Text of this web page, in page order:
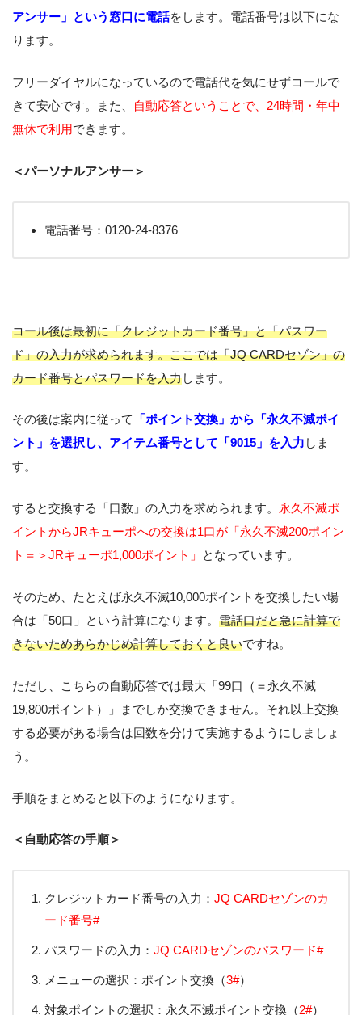
アンサー」という窓口に電話をします。電話番号は以下にな
ります。
フリーダイヤルになっているので電話代を気にせずコールで
きて安心です。また、
自動応答ということで、24時間・年中
無休で利用できます。
＜パーソナルアンサー＞
電話番号：0120-24-8376
コール後は最初に「クレジットカード番号」と「パスワー
ド」の入力が求められます。ここでは「JQ CARDセゾン」の
カード番号とパスワードを入力します。
その後は案内に従って
「ポイント交換」から「永久不滅ポイ
ント」を選択し、アイテム番号として「9015」を入力 しま
す。
すると交換する「口数」の入力を求められます。 永久不滅ポ
イントからJRキューポへの交換は1口が「永久不滅200ポイン
ト＝＞JRキューポ1,000ポイント」
となっています。
そのため、たとえば永久不滅10,000ポイントを交換したい場
合は「50口」という計算になります。 電話口だと急に計算で
きないためあらかじめ計算しておくと良いですね。
ただし、こちらの自動応答では最大「99口（＝永久不滅
19,800ポイント）」までしか交換できません。それ以上交換
する必要がある場合は回数を分けて実施するようにしましょ
う。
手順をまとめると以下のようになります。
＜自動応答の手順＞
クレジットカード番号の入力： JQ CARDセゾンのカ
ード番号#
パスワードの入力： JQ CARDセゾンのパスワード#
メニューの選択：ポイント交換（3#）
対象ポイントの選択：永久不滅ポイント交換（2#）